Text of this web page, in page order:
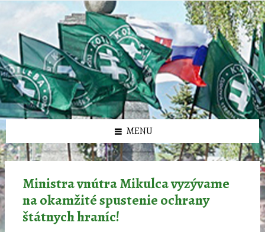
олимп казино
Preskočiť
Preskočiť
panel
Preskočiť
panel
Preskočiť
MENU
Ministra vnútra Mikulca vyzývame
na okamžité spustenie ochrany
štátnych hraníc!